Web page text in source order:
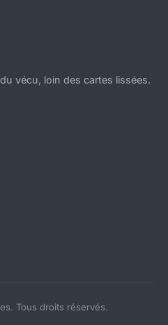
vécu, loin des cartes lissées.
Tous droits réservés.